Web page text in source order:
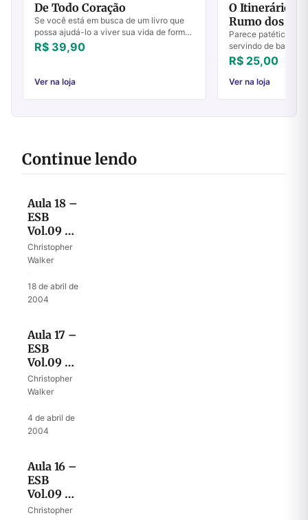
De Todo Coração
Se você está em busca de um livro que
possa ajudá-lo a viver sua vida de forma
mais plena, De Todo Coração de Eitan
Shishkoff é a escolha certa. Este livro é...
R$ 39,90
Ver na loja
O Itinerário de
Rumo dos
Parece patético
servindo de base
ministério como o
encarnação. A
R$ 25,00
Ver na loja
Continue lendo
Aula 18 –
ESB
Vol.09 –
Quando
Deus
coração
ferido
Christopher
Walker
18 de abril de
2004
Aula 17 –
ESB
Vol.09 –
A
experiência
com o
Espírito
Christopher
Walker
4 de abril de
2004
Aula 16 –
ESB
Vol.09 –
A unção
Christopher